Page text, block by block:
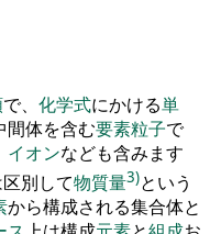
で、 化学式にかける単
間体を含む要素粒子で
イオンなども含みます
別して物質量3)という
から構成される集合体と